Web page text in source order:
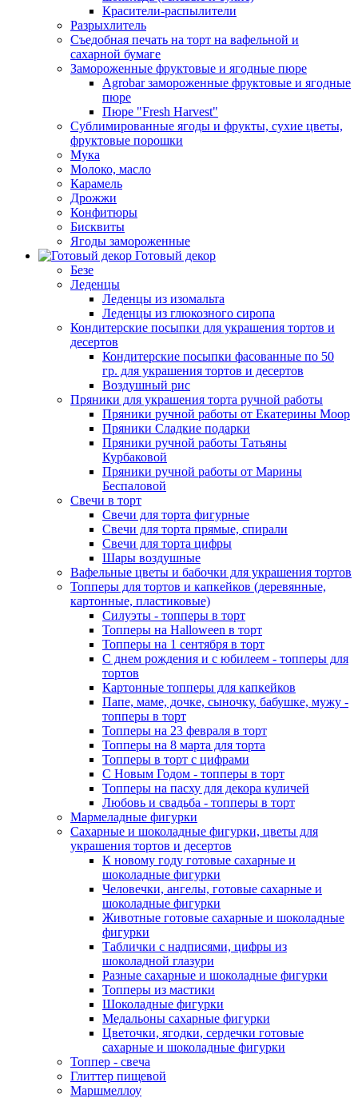
Красители-распылители
Разрыхлитель
Съедобная печать на торт на вафельной и
сахарной бумаге
Замороженные фруктовые и ягодные пюре
Agrobar замороженные фруктовые и ягодные
пюре
Пюре "Fresh Harvest"
Сублимированные ягоды и фрукты, сухие цветы,
фруктовые порошки
Мука
Молоко, масло
Карамель
Дрожжи
Конфитюры
Бисквиты
Ягоды замороженные
Готовый декор
Безе
Леденцы
Леденцы из изомальта
Леденцы из глюкозного сиропа
Кондитерские посыпки для украшения тортов и
десертов
Кондитерские посыпки фасованные по 50
гр. для украшения тортов и десертов
Воздушный рис
Пряники для украшения торта ручной работы
Пряники ручной работы от Екатерины Моор
Пряники Сладкие подарки
Пряники ручной работы Татьяны
Курбаковой
Пряники ручной работы от Марины
Беспаловой
Свечи в торт
Свечи для торта фигурные
Свечи для торта прямые, спирали
Свечи для торта цифры
Шары воздушные
Вафельные цветы и бабочки для украшения тортов
Топперы для тортов и капкейков (деревянные,
картонные, пластиковые)
Силуэты - топперы в торт
Топперы на Halloween в торт
Топперы на 1 сентября в торт
С днем рождения и с юбилеем - топперы для
тортов
Картонные топперы для капкейков
Папе, маме, дочке, сыночку, бабушке, мужу -
топперы в торт
Топперы на 23 февраля в торт
Топперы на 8 марта для торта
Топперы в торт с цифрами
С Новым Годом - топперы в торт
Топперы на пасху для декора куличей
Любовь и свадьба - топперы в торт
Мармеладные фигурки
Сахарные и шоколадные фигурки, цветы для
украшения тортов и десертов
К новому году готовые сахарные и
шоколадные фигурки
Человечки, ангелы, готовые сахарные и
шоколадные фигурки
Животные готовые сахарные и шоколадные
фигурки
Таблички с надписями, цифры из
шоколадной глазури
Разные сахарные и шоколадные фигурки
Топперы из мастики
Шоколадные фигурки
Медальоны сахарные фигурки
Цветочки, ягодки, сердечки готовые
сахарные и шоколадные фигурки
Топпер - свеча
Глиттер пищевой
Маршмеллоу